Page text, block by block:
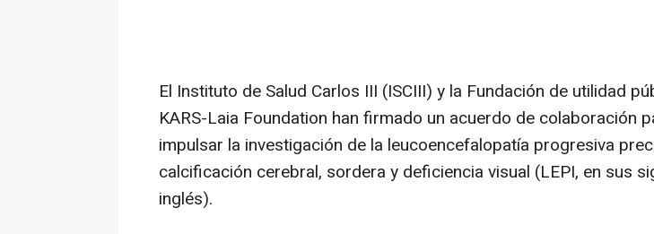
El Instituto de Salud Carlos III (ISCIII) y la Fundación de utilidad
KARS-Laia Foundation han firmado un acuerdo de colaboración
impulsar la investigación de la leucoencefalopatía progresiva
calcificación cerebral, sordera y deficiencia visual (LEPI, en sus
inglés).